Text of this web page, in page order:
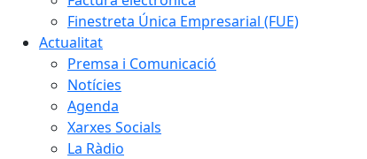
Finestreta Única Empresarial (FUE)
Actualitat
Premsa i Comunicació
Notícies
Agenda
Xarxes Socials
La Ràdio